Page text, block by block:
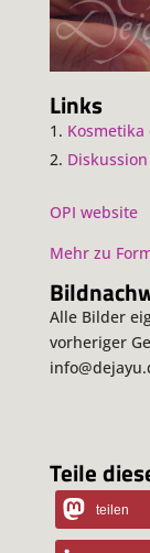
Links
OPI website
Mehr zu
Alle Bilder
vorheriger
Teile
teilen